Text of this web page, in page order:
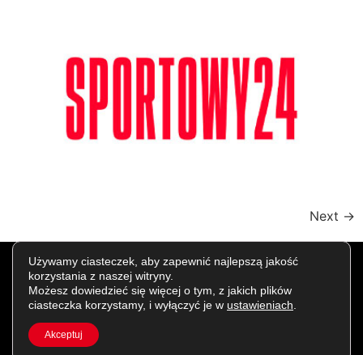
Next →
COPYRIGHT © ALL RIGHTS RESERVED. CREATED BY
APPMOTION
POLITYKA PRYWATNOŚCI LANG TEAM
Używamy ciasteczek, aby zapewnić najlepszą jakość
korzystania z naszej witryny.
Możesz dowiedzieć się więcej o tym, z jakich plików
ciasteczka korzystamy, i wyłączyć je w ustawieniach
Akceptuj